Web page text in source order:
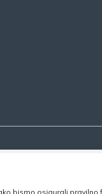
bismo osigurali